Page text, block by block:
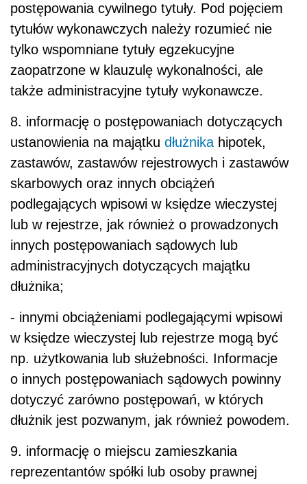
postępowania cywilnego tytuły. Pod pojęciem
tytułów wykonawczych należy rozumieć nie
tylko wspomniane tytuły egzekucyjne
zaopatrzone w klauzulę wykonalności, ale
także administracyjne tytuły wykonawcze.
8. informację o postępowaniach dotyczących
ustanowienia na majątku dłużnika hipotek,
zastawów, zastawów rejestrowych i zastawów
skarbowych oraz innych obciążeń
podlegających wpisowi w księdze wieczystej
lub w rejestrze, jak również o prowadzonych
innych postępowaniach sądowych lub
administracyjnych dotyczących majątku
dłużnika;
- innymi obciążeniami podlegającymi wpisowi
w księdze wieczystej lub rejestrze mogą być
np. użytkowania lub służebności. Informacje
o innych postępowaniach sądowych powinny
dotyczyć zarówno postępowań, w których
dłużnik jest pozwanym, jak również powodem.
9. informację o miejscu zamieszkania
reprezentantów spółki lub osoby prawnej